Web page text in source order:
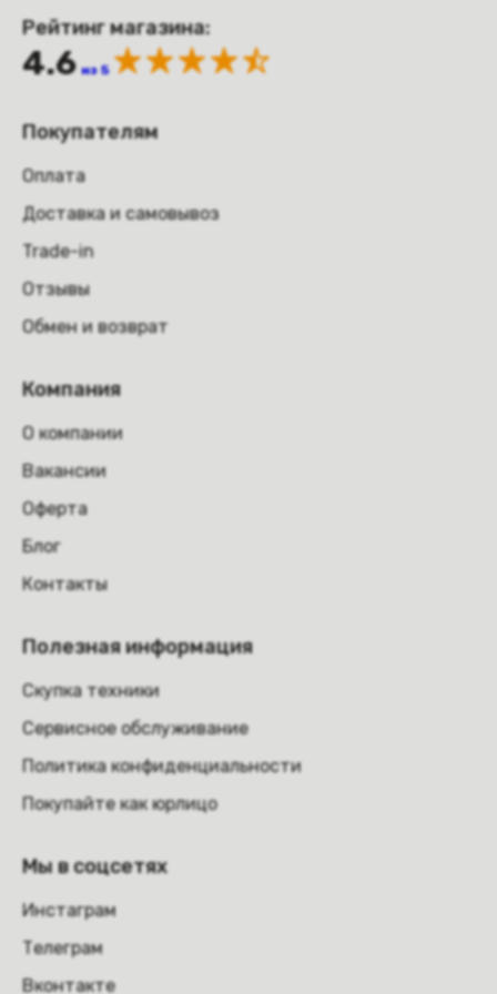
Рейтинг магазина:
4.6 из 5
Покупателям
Оплата
Доставка и самовывоз
Trade-in
Отзывы
Обмен и возврат
Компания
О компании
Вакансии
Оферта
Блог
Контакты
Полезная информация
Скупка техники
Сервисное обслуживание
Политика конфиденциальности
Покупайте как юрлицо
Мы в соцсетях
Инстаграм
Телеграм
Вконтакте